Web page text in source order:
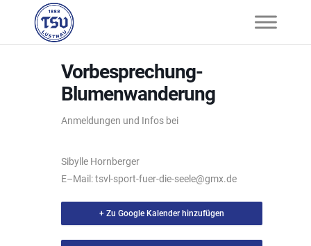
Vorbesprechung-
Blumenwanderung
Anmeldungen und Infos bei
Sibylle Hornberger
E–Mail:tsvl-sport-fuer-die-seele@gmx.de
+ Zu Google Kalender hinzufügen